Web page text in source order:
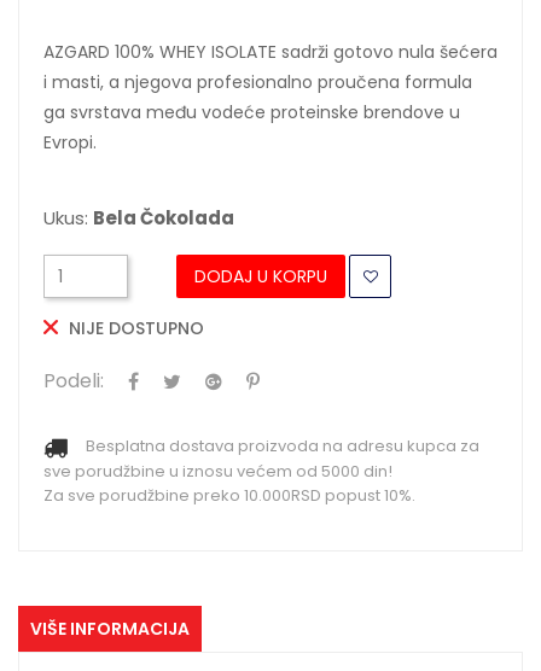
AZGARD 100% WHEY ISOLATE sadrži gotovo nula šećera
i masti, a njegova profesionalno proučena formula
ga svrstava među vodeće proteinske brendove u
Evropi.
Ukus: Bela Čokolada
DODAJ U KORPU
NIJE DOSTUPNO
Podeli:
Besplatna dostava proizvoda na adresu kupca za
sve porudžbine u iznosu većem od 5000 din!
Za sve porudžbine preko 10.000RSD popust 10%.
VIŠE INFORMACIJA